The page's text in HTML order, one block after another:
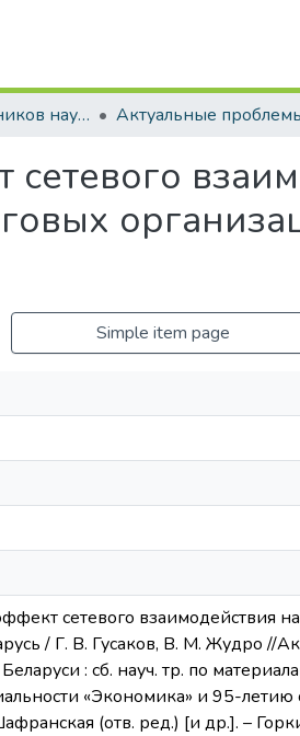
Статьи из сборников научных трудов
Simple item page
сетевого взаимодействия
/ Г. В. Гусаков, В. М. Жудро //
: сб. науч. тр. по
«Экономика» и 95-
(отв. ред.) [и др.]. –